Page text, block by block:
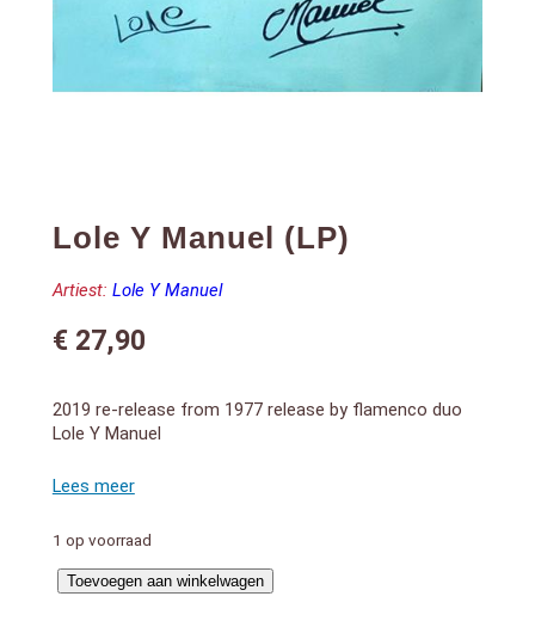
Lole Y Manuel (LP)
Artiest: Lole Y Manuel
€27,90
2019 re-release from 1977 release by flamenco duo
Lole Y Manuel
1. Romero Verde (3:15)
3. Anta Oumri (written by Mohamed Abdel Waheb)
(10:00)
B:
1. Bulería De La Pena (2:07)
1 op voorraad
Lole
Toevoegen aan winkelwagen